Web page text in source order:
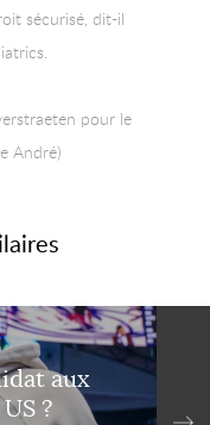
sécurisé, dit-il
pour le
André)
aux
?